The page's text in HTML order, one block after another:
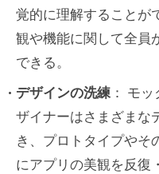
UX とユーザビ
連携とフィー
オープンソー
活用による モ
覚的に理解することが
観や機能に関して全員
できる。
デザインの洗練： モッ
ザイナーはさまざまな
き、プロトタイプやそ
にアプリの美観を反復